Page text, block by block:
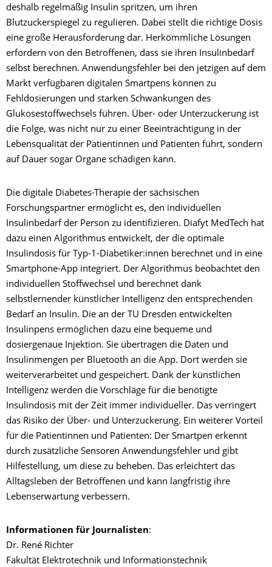
deshalb regelmäßig Insulin spritzen, um ihren
Blutzuckerspiegel zu regulieren. Dabei stellt die richtige Dosis
eine große Herausforderung dar. Herkömmliche Lösungen
erfordern von den Betroffenen, dass sie ihren Insulinbedarf
selbst berechnen. Anwendungsfehler bei den jetzigen auf dem
Markt verfügbaren digitalen Smartpens können zu
Fehldosierungen und starken Schwankungen des
Glukosestoffwechsels führen. Über- oder Unterzuckerung ist
die Folge, was nicht nur zu einer Beeinträchtigung in der
Lebensqualität der Patientinnen und Patienten führt, sondern
auf Dauer sogar Organe schädigen kann.
Die digitale Diabetes-Therapie der sächsischen
Forschungspartner ermöglicht es, den individuellen
Insulinbedarf der Person zu identifizieren. Diafyt MedTech hat
dazu einen Algorithmus entwickelt, der die optimale
Insulindosis für Typ-1-Diabetiker:innen berechnet und in eine
Smartphone-App integriert. Der Algorithmus beobachtet den
individuellen Stoffwechsel und berechnet dank
selbstlernender künstlicher Intelligenz den entsprechenden
Bedarf an Insulin. Die an der TU Dresden entwickelten
Insulinpens ermöglichen dazu eine bequeme und
dosiergenaue Injektion. Sie übertragen die Daten und
Insulinmengen per Bluetooth an die App. Dort werden sie
weiterverarbeitet und gespeichert. Dank der künstlichen
Intelligenz werden die Vorschläge für die benötigte
Insulindosis mit der Zeit immer individueller. Das verringert
das Risiko der Über- und Unterzuckerung. Ein weiterer Vorteil
für die Patientinnen und Patienten: Der Smartpen erkennt
durch zusätzliche Sensoren Anwendungsfehler und gibt
Hilfestellung, um diese zu beheben. Das erleichtert das
Alltagsleben der Betroffenen und kann langfristig ihre
Lebenserwartung verbessern.
Informationen für Journalisten:
Dr. René Richter
Fakultät Elektrotechnik und Informationstechnik